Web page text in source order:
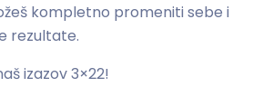
kompletno promeniti sebe i
rezultate.
izazov 3×22!